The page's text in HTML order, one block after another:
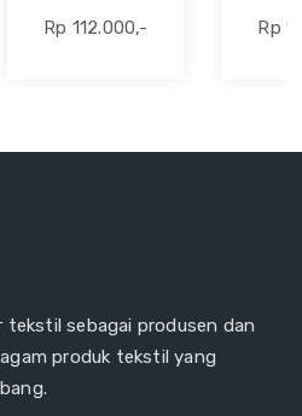
24S 42"
Rp 112.000,- Rp
tekstil sebagai produsen dan
produk tekstil yang